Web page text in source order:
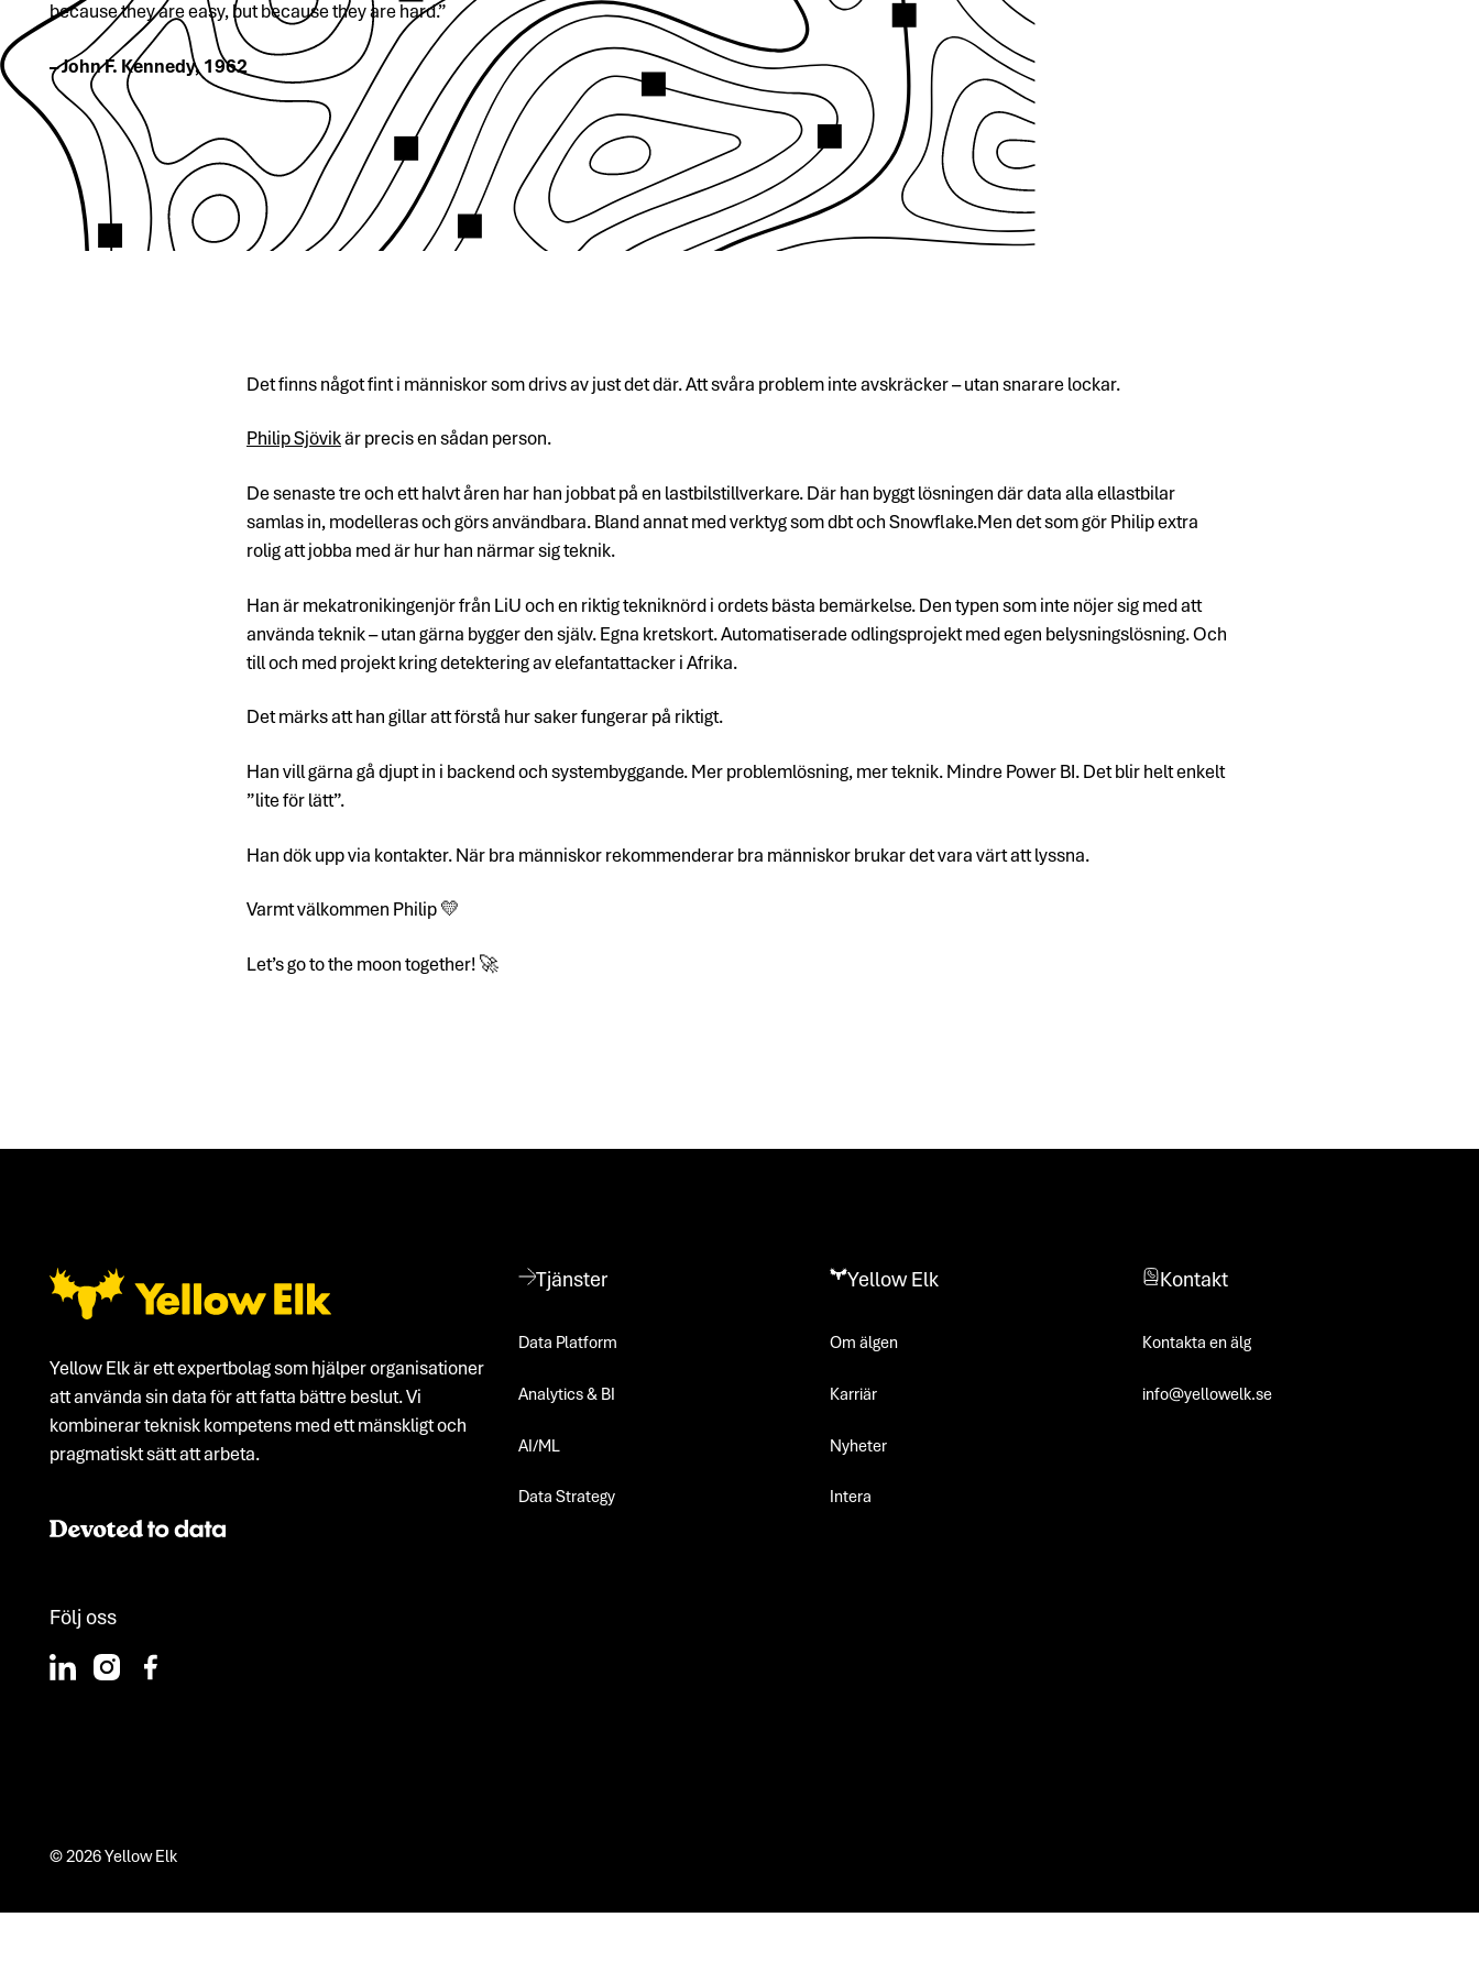
because they are easy, but because they are hard.”
– John F. Kennedy, 1962
Det finns något fint i människor som drivs av just det där. Att svåra problem inte avskräcker – utan snarare lockar.
Philip Sjövikär precis en sådan person.
De senaste tre och ett halvt åren har han jobbat på en lastbilstillverkare. Där han byggt lösningen där data alla ellastbilar
samlas in, modelleras och görs användbara. Bland annat med verktyg som dbt och Snowflake.Men det som gör Philip extra
rolig att jobba med är hur han närmar sig teknik.
Han är mekatronikingenjör från LiU och en riktig tekniknörd i ordets bästa bemärkelse. Den typen som inte nöjer sig med att
använda teknik – utan gärna bygger den själv. Egna kretskort. Automatiserade odlingsprojekt med egen belysningslösning. Och
till och med projekt kring detektering av elefantattacker i Afrika.
Det märks att han gillar att förstå hur saker fungerar på riktigt.
Han vill gärna gå djupt in i backend och systembyggande. Mer problemlösning, mer teknik. Mindre Power BI. Det blir helt enkelt
”lite för lätt”.
Han dök upp via kontakter. När bra människor rekommenderar bra människor brukar det vara värt att lyssna.
Varmt välkommen Philip 💛
Let’s go to the moon together! 🚀
Footer
Yellow Elk är ett expertbolag som hjälper organisationer
att använda sin data för att fatta bättre beslut. Vi
kombinerar teknisk kompetens med ett mänskligt och
pragmatiskt sätt att arbeta.
Följ oss
Tjänster
Data Platform
Analytics & BI
AI/ML
Data Strategy
Yellow Elk
Om älgen
Karriär
Nyheter
Intera
Kontakt
Kontakta en älg
info@yellowelk.se
©2026Yellow Elk